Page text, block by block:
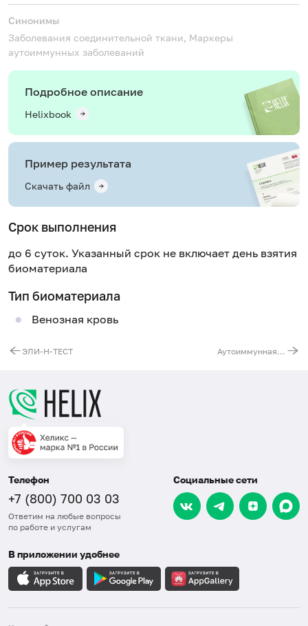
Синонимы
Заболевания соединительной ткани, Маркеры
аутоиммунных заболеваний
Подробное описание
Helixbook
Пример результата
Скачать файл
Срок выполнения
до 6 суток. Указанный срок не включает день взятия
биоматериала
Тип биоматериала
Венозная кровь
ЭЛИ-Н-ТЕСТ Аутоиммунная панель PROTIA ANA Profile (18 антинуклеарных IgG-антител)
Телефон
+7 (800) 700 03 03
Ответим на любые вопросы
по работе и услугам
Социальные сети
В приложении удобнее